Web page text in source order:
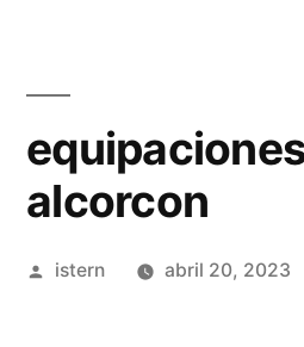
alcorcon
Publicado
istern abril 20, 2023